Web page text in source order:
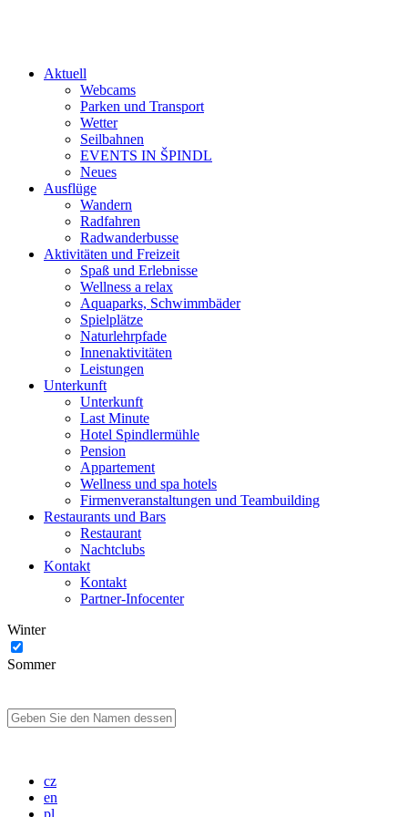
Aktuell
Webcams
Parken und Transport
Wetter
Seilbahnen
EVENTS IN ŠPINDL
Neues
Ausflüge
Wandern
Radfahren
Radwanderbusse
Aktivitäten und Freizeit
Spaß und Erlebnisse
Wellness a relax
Aquaparks, Schwimmbäder
Spielplätze
Naturlehrpfade
Innenaktivitäten
Leistungen
Unterkunft
Unterkunft
Last Minute
Hotel Spindlermühle
Pension
Appartement
Wellness und spa hotels
Firmenveranstaltungen und Teambuilding
Restaurants und Bars
Restaurant
Nachtclubs
Kontakt
Kontakt
Partner-Infocenter
Winter
Sommer
cz
en
pl